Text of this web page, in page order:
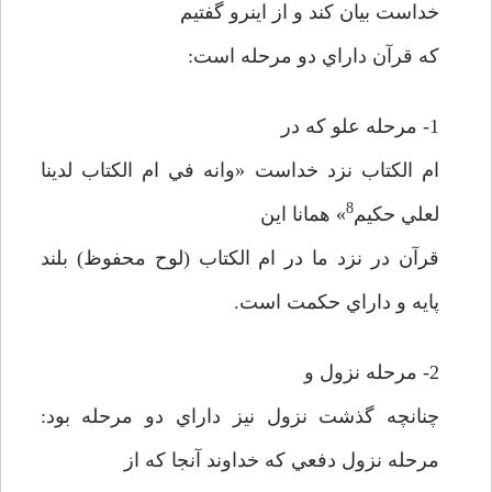
خداست بيان كند و از اينرو گفتيم
كه قرآن داراي دو مرحله است:
1- مرحله علو كه در
ام الكتاب نزد خداست «وانه في ام الكتاب لدينا
لعلي حكيم8» همانا اين
قرآن در نزد ما در ام الكتاب (لوح محفوظ) بلند
پايه و داراي حكمت است.
2- مرحله نزول و
چنانچه گذشت نزول نيز داراي دو مرحله بود:
مرحله نزول دفعي كه خداوند آنجا كه از